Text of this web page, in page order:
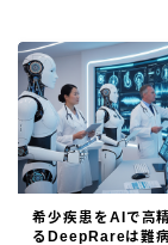
希少疾患をAIで高
るDeepRareは難